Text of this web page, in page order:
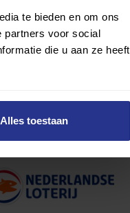
te bieden en om ons
partners voor social
die u aan ze heeft
Alles toestaan